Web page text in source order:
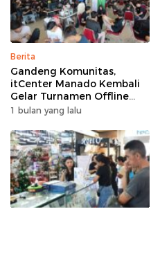
Berita
Gandeng Komunitas,
itCenter Manado Kembali
Gelar Turnamen Offline
Free Fire, 60 Tim Siap
1 bulan yang lalu